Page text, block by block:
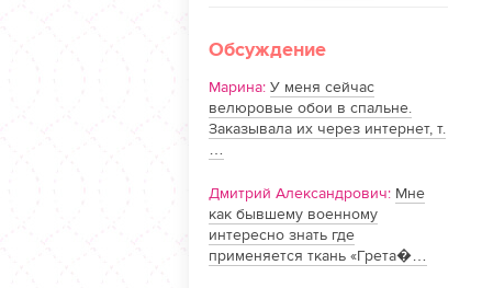
Обсуждение
Марина: У меня сейчас
велюровые обои в спальне.
Заказывала их через интернет, т.
…
Дмитрий Александрович: Мне
как бывшему военному
интересно знать где
применяется ткань «Грета�…